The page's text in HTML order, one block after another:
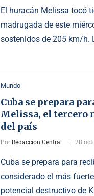
El huracán Melissa tocó
madrugada de este
sostenidos de 205 km/h.
Mundo
Cuba se prepara
Melissa, el tercero
del país
Por Redaccion Central 28
Cuba se prepara para
considerado el más
potencial destructivo de